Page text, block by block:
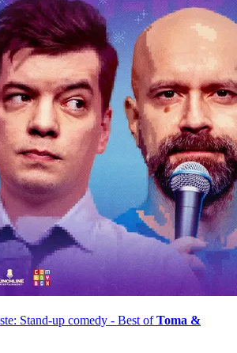
Stand-up comedy - Best ofToma &